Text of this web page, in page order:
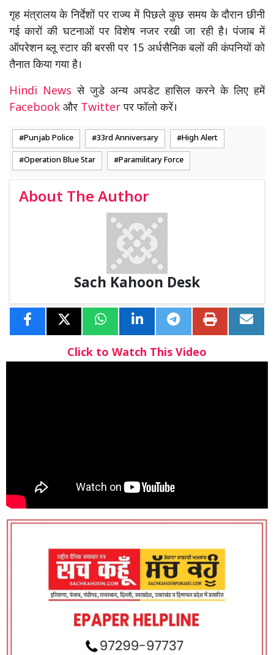
गृह मंत्रालय के निर्देशों पर राज्य में पिछले कुछ समय के दौरान छीनी
गई कारों की घटनाओं पर विशेष नजर रखी जा रही है। पंजाब में
ऑपरेशन ब्लू स्टार की बरसी पर 15 अर्धसैनिक बलों की कंपनियों को
तैनात किया गया है।
Hindi Newsसे जुडे अन्य अपडेट हासिल करने के लिए हमें
Facebook और Twitterपर फॉलो करें।
Punjab Police 33rd Anniversary High Alert
Operation Blue Star Paramilitary Force
About The Author
Sach Kahoon Desk
Click to Watch This Video